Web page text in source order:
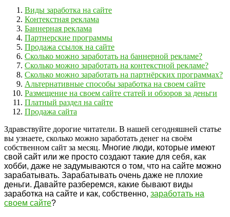
Виды заработка на сайте
Контекстная реклама
Баннерная реклама
Партнерские программы
Продажа ссылок на сайте
Сколько можно заработать на баннерной рекламе?
Сколько можно заработать на контекстной рекламе?
Сколько можно заработать на партнёрских программах?
Альтернативные способы заработка на своем сайте
Размещение на своем сайте статей и обзоров за деньги
Платный раздел на сайте
Продажа сайта
Здравствуйте дорогие читатели. В нашей сегодняшней статье
вы узнаете, сколько можно заработать денег на своём
собственном сайт за месяц. Многие люди, которые имеют
свой сайт или же просто создают такие для себя, как
хобби, даже не задумываются о том, что на сайте можно
зарабатывать. Зарабатывать очень даже не плохие
деньги. Давайте разберемся, какие бывают виды
заработка на сайте и как, собственно, заработать на
своем сайте?